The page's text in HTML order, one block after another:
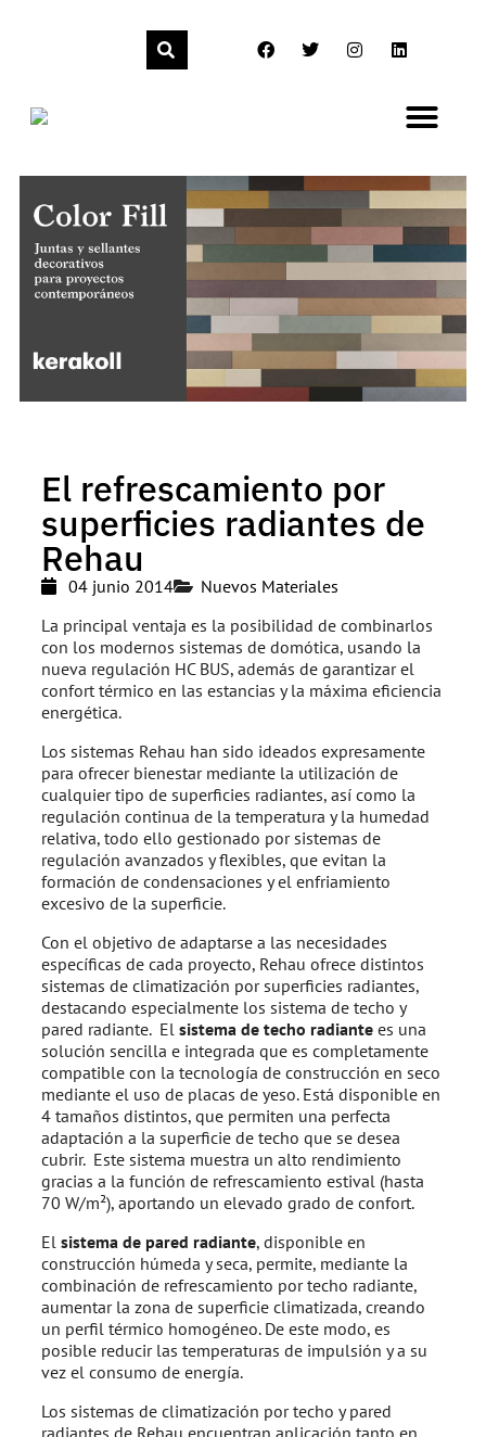
El refrescamiento por
superficies radiantes de
Rehau
04 junio 2014
Nuevos Materiales
La principal ventaja es la posibilidad de combinarlos
con los modernos sistemas de domótica, usando la
nueva regulación HC BUS, además de garantizar el
confort térmico en las estancias y la máxima eficiencia
energética.
Los sistemas Rehau han sido ideados expresamente
para ofrecer bienestar mediante la utilización de
cualquier tipo de superficies radiantes, así como la
regulación continua de la temperatura y la humedad
relativa, todo ello gestionado por sistemas de
regulación avanzados y flexibles, que evitan la
formación de condensaciones y el enfriamiento
excesivo de la superficie.
Con el objetivo de adaptarse a las necesidades
específicas de cada proyecto, Rehau ofrece distintos
sistemas de climatización por superficies radiantes,
destacando especialmente los sistema de techo y
pared radiante. El sistema de techo radiante es una
solución sencilla e integrada que es completamente
compatible con la tecnología de construcción en seco
mediante el uso de placas de yeso. Está disponible en
4 tamaños distintos, que permiten una perfecta
adaptación a la superficie de techo que se desea
cubrir. Este sistema muestra un alto rendimiento
gracias a la función de refrescamiento estival (hasta
70 W/m²), aportando un elevado grado de confort.
El sistema de pared radiante, disponible en
construcción húmeda y seca, permite, mediante la
combinación de refrescamiento por techo radiante,
aumentar la zona de superficie climatizada, creando
un perfil térmico homogéneo. De este modo, es
posible reducir las temperaturas de impulsión y a su
vez el consumo de energía.
Los sistemas de climatización por techo y pared